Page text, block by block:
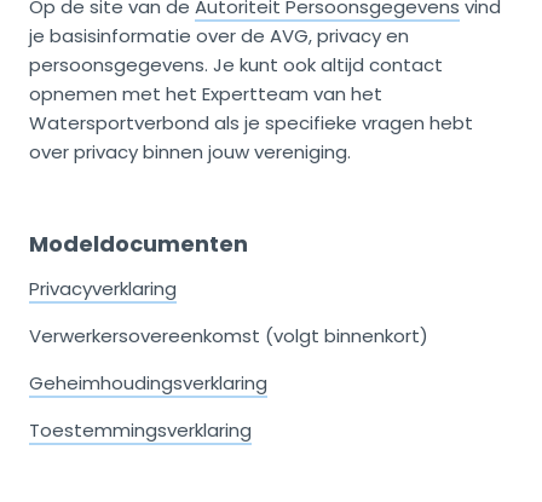
Op de site van de Autoriteit Persoonsgegevens vind
je basisinformatie over de AVG, privacy en
persoonsgegevens. Je kunt ook altijd contact
opnemen met het Expertteam van het
Watersportverbond als je specifieke vragen hebt
over privacy binnen jouw vereniging.
Modeldocumenten
Privacyverklaring
Verwerkersovereenkomst (volgt binnenkort)
Geheimhoudingsverklaring
Toestemmingsverklaring